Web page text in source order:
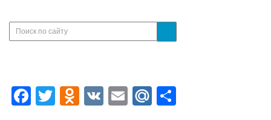
Facebook
Twitter
Odnoklassniki
VK EmailMail.Ru